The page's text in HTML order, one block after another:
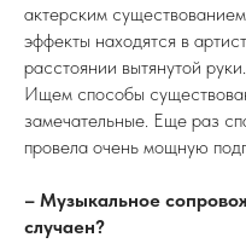
актерским
эффекты находятся в
расстоянии вытянутой
Ищем способы
замечательные. Еще раз
провела очень мощную
– Музыкальное
случаен?